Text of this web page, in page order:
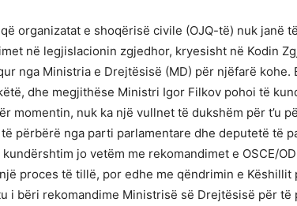
organizatat e shoqërisë civile (OJQ-të) nuk janë
në legjislacionin zgjedhor, kryesisht në Kodin
nga Ministria e Drejtësisë (MD) për njëfarë kohe.
dhe megjithëse Ministri Igor Filkov pohoi të
momentin, nuk ka një vullnet të dukshëm për t’u
përbërë nga parti parlamentare dhe deputetë të
jo vetëm me rekomandimet e OSCE/
proces të tillë, por edhe me qëndrimin e Këshillit
i bëri rekomandime Ministrisë së Drejtësisë për